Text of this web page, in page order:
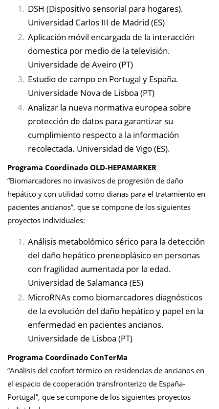
DSH (Dispositivo sensorial para hogares).
Universidad Carlos III de Madrid (ES)
Aplicación móvil encargada de la interacción
domestica por medio de la televisión.
Universidade de Aveiro (PT)
Estudio de campo en Portugal y España.
Universidade Nova de Lisboa (PT)
Analizar la nueva normativa europea sobre
protección de datos para garantizar su
cumplimiento respecto a la información
recolectada. Universidad de Vigo (ES).
Programa Coordinado OLD-HEPAMARKER
“Biomarcadores no invasivos de progresión de daño
hepático y con utilidad como dianas para el tratamiento en
pacientes ancianos”, que se compone de los siguientes
proyectos individuales:
Análisis metabolómico sérico para la detección
del daño hepático preneoplásico en personas
con fragilidad aumentada por la edad.
Universidad de Salamanca (ES)
MicroRNAs como biomarcadores diagnósticos
de la evolución del daño hepático y papel en la
enfermedad en pacientes ancianos.
Universidade de Lisboa (PT)
Programa Coordinado ConTerMa
“Análisis del confort térmico en residencias de ancianos en
el espacio de cooperación transfronterizo de España-
Portugal”, que se compone de los siguientes proyectos